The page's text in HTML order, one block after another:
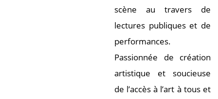
scène au travers de
lectures publiques et de
performances.
Passionnée de création
artistique et soucieuse
de l’accès à l’art à tous et